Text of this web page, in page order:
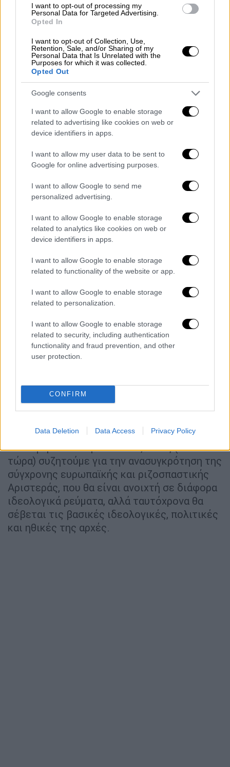
I want to opt-out of processing my
Personal Data for Targeted Advertising.
Opted In
I want to opt-out of Collection, Use,
Retention, Sale, and/or Sharing of my
Personal Data that Is Unrelated with the
Purposes for which it was collected.
Opted Out
Google consents
I want to allow Google to enable storage
related to advertising like cookies on web or
device identifiers in apps.
I want to allow my user data to be sent to
Google for online advertising purposes.
I want to allow Google to send me
personalized advertising.
I want to allow Google to enable storage
related to analytics like cookies on web or
device identifiers in apps.
I want to allow Google to enable storage
related to functionality of the website or app.
I want to allow Google to enable storage
related to personalization.
I want to allow Google to enable storage
related to security, including authentication
functionality and fraud prevention, and other
user protection.
CONFIRM
Data Deletion Data Access Privacy Policy
δεν κάνει: να τεθεί η αριστερή ατζέντα στην
πολιτική ζωή και να διεκδικηθεί εκ νέου η
Αριστεράς στην κοινωνία.
Οι παρακάτωυπογράφουσες και
υπογράφοντες βρισκόμαστε σε μια ενεργή
αναμονή.Αναμένουμε και επιθυμούμε να
εκκινήσουν και να λειτουργήσουν όλες οι
διαδικασίες της εσωκομματικής
δημοκρατίας (π.χ. Ο.Μ. και θεματικές) καθώς
να καταστεί δυνατή μια ουσιαστική πολιτική
συζήτηση. Η ψηφοφορία μόνο δεν είναι
δημοκρατία. Οι δημοκρατικές διαδικασίες
εκκινούν με συνέλευση. Επίσης να
οργανωθεί σύντομα ένα ουσιαστικό και
δημοκρατικό συνέδριο όπου θα συζητηθούν
και θα επικαιροποιηθούν εκ νέου τα ουσιώδη
για την πολιτική μας φυσιογνωμία και
προοπτική. Διατηρούμε την αμφιβολία αν οι
σημερινοί διαχειριστές του κόμματος θα το
επιτρέψουν. Δεν είμαστε βέβαιοι ότι ο
πολιτικός κατήφορος μπορεί να αναστραφεί.
Αξίζει όμως να το παλέψουμε για το κόμμα
που αγαπάμε, για το κόμμα που κάποτε
εμπιστεύτηκαν τα λαϊκά στρώματα.
συνόδευσαν την προεδρική εκλογή έφεραν
κοντά στο κόμμα πολλούς
Πολλοί ανένταχτοι μας παρακολουθούν με
ενδιαφέρον και αγωνία. Μαζί τους (από
τώρα) συζητούμε για την ανασυγκρότηση της
σύγχρονης ευρωπαϊκής και ριζοσπαστικής
Αριστεράς, που θα είναι ανοιχτή σε διάφορα
ιδεολογικά ρεύματα, αλλά ταυτόχρονα θα
σέβεται τις βασικές ιδεολογικές, πολιτικές
και ηθικές της αρχές.